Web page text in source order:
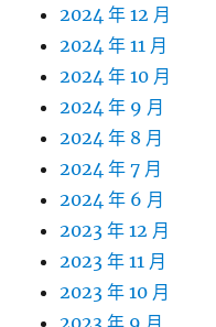
2024 年 12 月
2024 年 11 月
2024 年 10 月
2024 年 9 月
2024 年 8 月
2024 年 7 月
2024 年 6 月
2023 年 12 月
2023 年 11 月
2023 年 10 月